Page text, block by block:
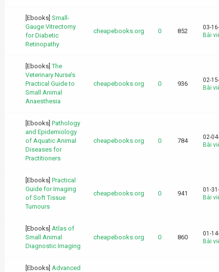
[Ebooks] Small-
Gauge Vitrectomy
for Diabetic
Retinopathy
cheapebooks.org 0 852
03-
Bài
[Ebooks]The
Veterinary Nurse’s
Practical Guide to
Small Animal
Anaesthesia
cheapebooks.org 0 936
02-
Bài
[Ebooks] Pathology
and Epidemiology
of Aquatic Animal
Diseases for
Practitioners
cheapebooks.org 0 784
02-
Bài
[Ebooks] Practical
Guide for Imaging
of Soft Tissue
Tumours
cheapebooks.org 0 941
01-
Bài
[Ebooks] Atlas of
Small Animal
Diagnostic Imaging
cheapebooks.org 0 860
01-
Bài
[Ebooks] Advanced